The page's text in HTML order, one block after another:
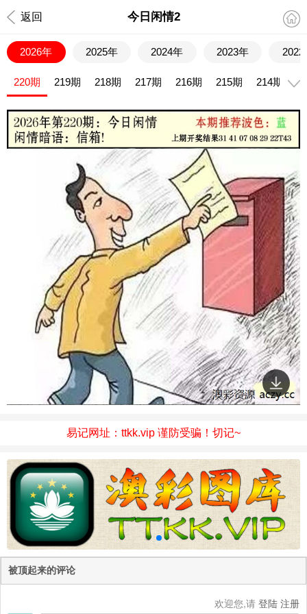
返回 今日闲情2
2026年 2025年 2024年 2023年 2022
220期 219期 218期 217期 216期 215期 214期
易记网址：ttkk.vip 谨防受骗！切记~